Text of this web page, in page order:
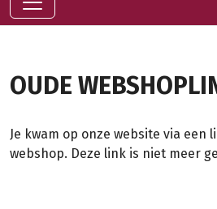
OUDE
Je kwam op onze website via een
webshop. Deze link is niet meer